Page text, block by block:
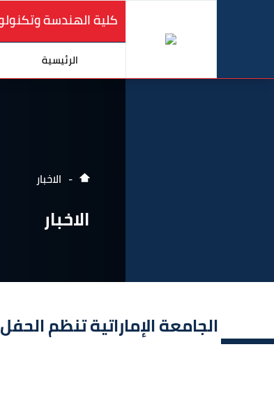
كلية الهندسة
الرئيسية
الاخبار
الاخبار
الجامعة الإماراتية تنظم